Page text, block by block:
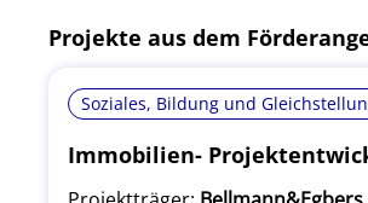
Projekte aus dem
Soziales, Bildung und
Immobilien-